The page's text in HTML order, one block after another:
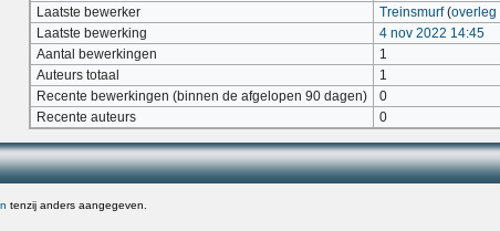
Laatste bewerker
Treinsmurf (overleg
Laatste bewerking
4 nov 2022 14:45
Aantal bewerkingen
1
Auteurs totaal
1
Recente bewerkingen (binnen de afgelopen 90 dagen)
0
Recente auteurs
0
tenzij anders aangegeven.